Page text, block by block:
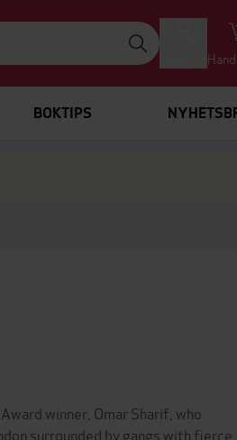
BOKTIPS
winner, Omar Sharif, who
surrounded by gangs with fierce